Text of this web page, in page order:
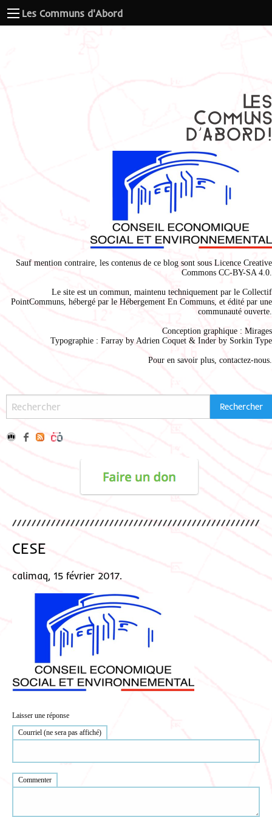
Les Communs d'Abord
Sauf mention contraire, les contenus de ce blog sont sous Licence Creative
Commons CC-BY-SA 4.0
Le site est un commun, maintenu techniquement par le Collectif
PointCommuns , hébergé par le Hébergement En Communs , et édité par une
communauté ouverte.
Conception graphique : Mirages
Typographie : Farray by Adrien Coquet & Inder by Sorkin Type
Pour en savoir plus, contactez-nous
CESE
calimaq, 15 février 2017.
Laisser une réponse
Courriel (ne sera pas affiché)
Commenter